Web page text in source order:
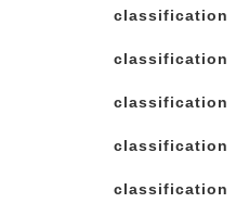
classification
classification
classification
classification
classification